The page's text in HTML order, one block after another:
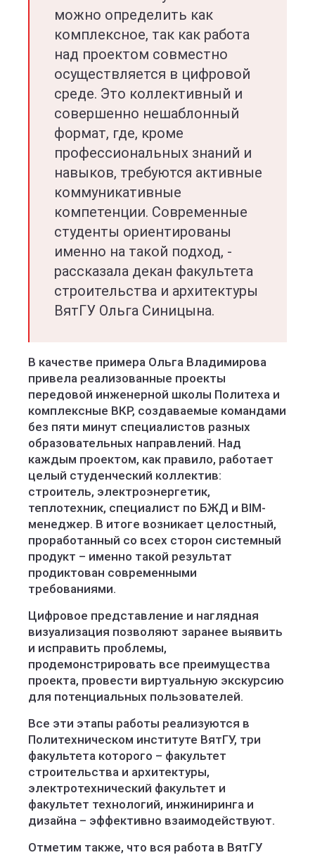
можно определить как
комплексное, так как работа
над проектом совместно
осуществляется в цифровой
среде. Это коллективный и
совершенно нешаблонный
формат, где, кроме
профессиональных знаний и
навыков, требуются активные
коммуникативные
компетенции. Современные
студенты ориентированы
именно на такой подход, -
рассказала декан факультета
строительства и архитектуры
ВятГУ Ольга Синицына.
В качестве примера Ольга Владимирова
привела реализованные проекты
передовой инженерной школы Политеха и
комплексные ВКР, создаваемые командами
без пяти минут специалистов разных
образовательных направлений. Над
каждым проектом, как правило, работает
целый студенческий коллектив:
строитель, электроэнергетик,
теплотехник, специалист по БЖД и BIM-
менеджер. В итоге возникает целостный,
проработанный со всех сторон системный
продукт – именно такой результат
продиктован современными
требованиями.
Цифровое представление и наглядная
визуализация позволяют заранее выявить
и исправить проблемы,
продемонстрировать все преимущества
проекта, провести виртуальную экскурсию
для потенциальных пользователей.
Все эти этапы работы реализуются в
Политехническом институте ВятГУ, три
факультета которого – факультет
строительства и архитектуры,
электротехнический факультет и
факультет технологий, инжиниринга и
дизайна – эффективно взаимодействуют.
Отметим также, что вся работа в ВятГУ